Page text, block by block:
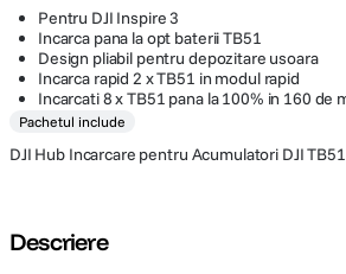
Pentru DJI Inspire 3
Incarca pana la opt baterii TB51
Design pliabil pentru depozitare usoara
Incarca rapid 2 x TB51 in modul rapid
Incarcati 8 x TB51 pana la 100% in 160 de
Pachetul include
DJI Hub Incarcare pentru Acumulatori DJI
Descriere